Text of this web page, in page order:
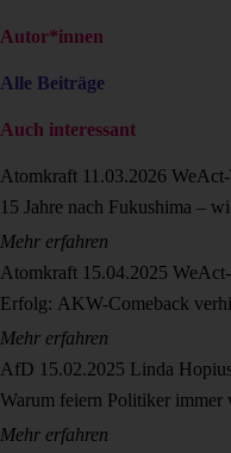
Autor*innen
Alle Beiträge
Auch interessant
Atomkraft 11.03.2026 WeAct-
15 Jahre nach Fukushima –
Mehr erfahren
Atomkraft 15.04.2025
Erfolg: AKW-Comeback
Mehr erfahren
AfD 15.02.2025 Linda
Warum feiern Politiker immer
Mehr erfahren